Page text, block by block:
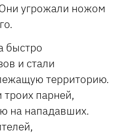
угрожали ножом
быстро
и стали
территорию.
парней,
на нападавших.